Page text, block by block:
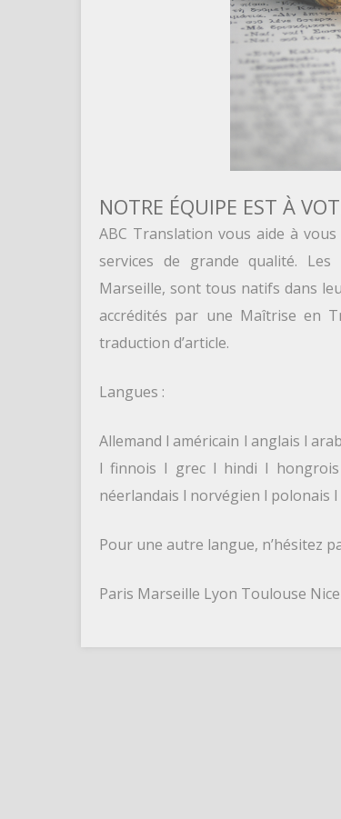
NOTRE ÉQUIPE EST À
ABC Translation vous aide à
services de grande qualité.
Marseille, sont tous natifs dans
accrédités par une Maîtrise en
traduction d’article.
Langues :
Allemand l américain l anglais l
l finnois l grec l hindi l
néerlandais l norvégien l polonais
Pour une autre langue, n’hésitez
Paris Marseille Lyon Toulouse